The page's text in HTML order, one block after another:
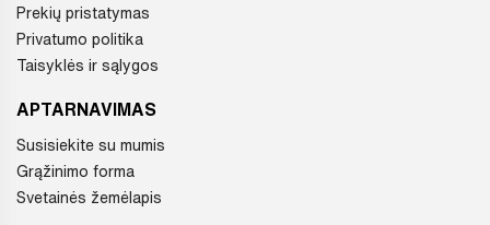
Prekių pristatymas
Privatumo politika
Taisyklės ir sąlygos
APTARNAVIMAS
Susisiekite su mumis
Grąžinimo forma
Svetainės žemėlapis